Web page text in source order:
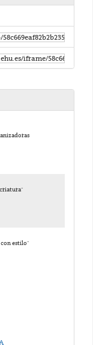
con estilo"